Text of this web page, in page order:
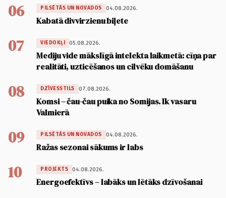
06 PILSĒTĀS UN NOVADOS 04.08.2026.
Kabatā divvirzienu biļete
07 VIEDOKĻI 05.08.2026.
Mediju vide mākslīgā intelekta laikmetā: cīņa par
realitāti, uzticēšanos un cilvēku domāšanu
08 DZĪVESSTILS 07.08.2026.
Komsi – čau-čau puika no Somijas. Ik vasaru
Valmierā
09 PILSĒTĀS UN NOVADOS 04.08.2026.
Ražas sezonai sākums ir labs
10 PROJEKTS 04.08.2026.
Energoefektīvs – labāks un lētāks dzīvošanai